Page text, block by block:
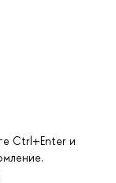
Ctrl+Enter и